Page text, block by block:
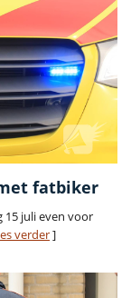
fatbiker
15 juli even voor
verder]